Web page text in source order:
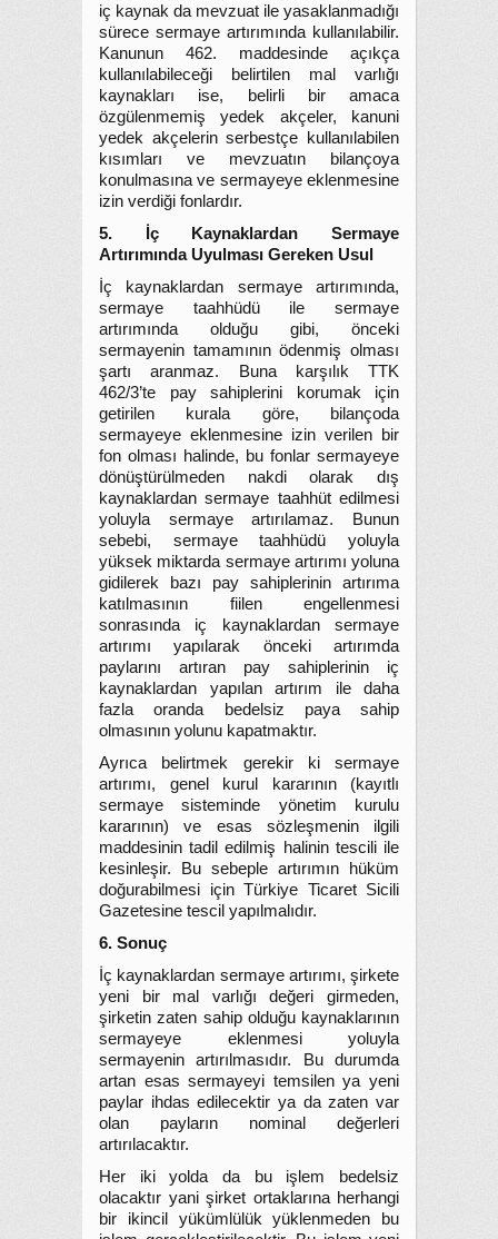
iç kaynak da mevzuat ile yasaklanmadığı
sürece sermaye artırımında kullanılabilir.
Kanunun 462. maddesinde açıkça
kullanılabileceği belirtilen mal varlığı
kaynakları ise, belirli bir amaca
özgülenmemiş yedek akçeler, kanuni
yedek akçelerin serbestçe kullanılabilen
kısımları ve mevzuatın bilançoya
konulmasına ve sermayeye eklenmesine
izin verdiği fonlardır.
5. İç Kaynaklardan Sermaye
Artırımında Uyulması Gereken Usul
İç kaynaklardan sermaye artırımında,
sermaye taahhüdü ile sermaye
artırımında olduğu gibi, önceki
sermayenin tamamının ödenmiş olması
şartı aranmaz. Buna karşılık TTK
462/3’te pay sahiplerini korumak için
getirilen kurala göre, bilançoda
sermayeye eklenmesine izin verilen bir
fon olması halinde, bu fonlar sermayeye
dönüştürülmeden nakdi olarak dış
kaynaklardan sermaye taahhüt edilmesi
yoluyla sermaye artırılamaz. Bunun
sebebi, sermaye taahhüdü yoluyla
yüksek miktarda sermaye artırımı yoluna
gidilerek bazı pay sahiplerinin artırıma
katılmasının fiilen engellenmesi
sonrasında iç kaynaklardan sermaye
artırımı yapılarak önceki artırımda
paylarını artıran pay sahiplerinin iç
kaynaklardan yapılan artırım ile daha
fazla oranda bedelsiz paya sahip
olmasının yolunu kapatmaktır.
Ayrıca belirtmek gerekir ki sermaye
artırımı, genel kurul kararının (kayıtlı
sermaye sisteminde yönetim kurulu
kararının) ve esas sözleşmenin ilgili
maddesinin tadil edilmiş halinin tescili ile
kesinleşir. Bu sebeple artırımın hüküm
doğurabilmesi için Türkiye Ticaret Sicili
Gazetesine tescil yapılmalıdır.
6. Sonuç
İç kaynaklardan sermaye artırımı, şirkete
yeni bir mal varlığı değeri girmeden,
şirketin zaten sahip olduğu kaynaklarının
sermayeye eklenmesi yoluyla
sermayenin artırılmasıdır. Bu durumda
artan esas sermayeyi temsilen ya yeni
paylar ihdas edilecektir ya da zaten var
olan payların nominal değerleri
artırılacaktır.
Her iki yolda da bu işlem bedelsiz
olacaktır yani şirket ortaklarına herhangi
bir ikincil yükümlülük yüklenmeden bu